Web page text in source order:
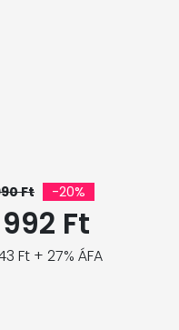
Ft -20%
992 Ft
Ft + 27% ÁFA